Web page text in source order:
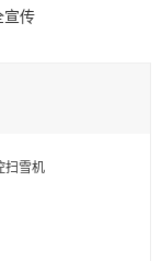
宣传
扫雪机